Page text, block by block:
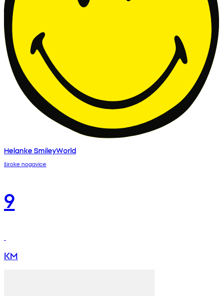
Helanke SmileyWorld
široke nogavice
9
KM